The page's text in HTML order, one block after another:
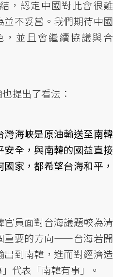
，認定中國對此會很難
並不妥當。我們期待中國
並且會繼續協議與合
提出了看法：
灣海峽是原油輸送至南韓
全，與南韓的國益直接
家，都希望台海和平，
員面對台海議題較為清
重要的方向——台海若開
到南韓，進而對經濟造
代表「南韓有事」。